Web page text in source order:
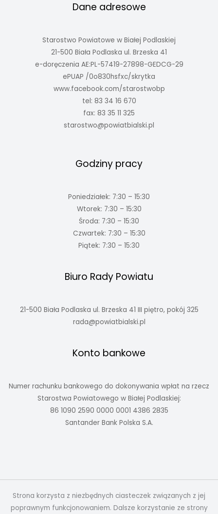
Dane adresowe
Starostwo Powiatowe w Białej Podlaskiej
21-500 Biała Podlaska ul. Brzeska 41
e-doręczenia AE:PL-57419-27898-GEDCG-29
ePUAP /0o830hsfxc/skrytka
www.facebook.com/starostwobp
tel: 83 34 16 670
fax: 83 35 11 325
starostwo@powiatbialski.pl
Godziny pracy
Poniedziałek: 7:30 – 15:30
Wtorek: 7:30 – 15:30
Środa: 7:30 – 15:30
Czwartek: 7:30 – 15:30
Piątek: 7:30 – 15:30
Biuro Rady Powiatu
21-500 Biała Podlaska ul. Brzeska 41 III piętro, pokój 325
rada@powiatbialski.pl
Konto bankowe
Numer rachunku bankowego do dokonywania wpłat na rzecz
Starostwa Powiatowego w Białej Podlaskiej:
86 1090 2590 0000 0001 4386 2835
Santander Bank Polska S.A.
Strona korzysta z niezbędnych ciasteczek związanych z jej
poprawnym funkcjonowaniem. Dalsze korzystanie ze strony